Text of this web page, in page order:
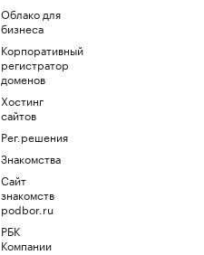
Облако для
бизнеса
Корпоративный
регистратор
доменов
Хостинг
сайтов
Рег.решения
Знакомства
Сайт
знакомств
podbor.ru
РБК
Компании